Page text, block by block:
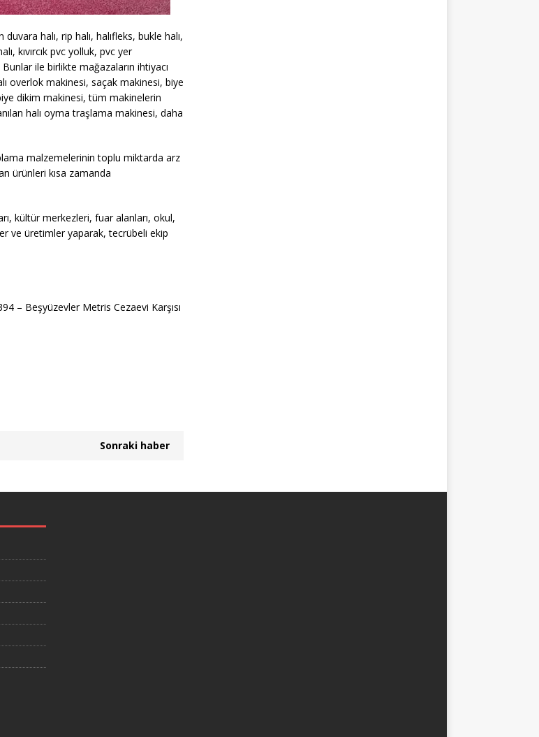
halı, rip halı, halıfleks, bukle halı,
kıvırcık pvc yolluk, pvc yer
ile birlikte mağazaların ihtiyacı
overlok makinesi, saçak makinesi, biye
dikim makinesi, tüm makinelerin
halı oyma traşlama makinesi, daha
malzemelerinin toplu miktarda arz
ürünleri kısa zamanda
kültür merkezleri, fuar alanları, okul,
ve üretimler yaparak, tecrübeli ekip
– Beşyüzevler Metris Cezaevi Karşısı
Sonraki haber